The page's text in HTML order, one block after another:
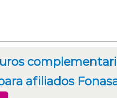
afiliados